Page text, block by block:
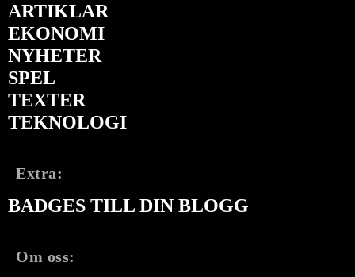
ARTIKLAR
EKONOMI
NYHETER
SPEL
TEXTER
TEKNOLOGI
Extra:
BADGES TILL DIN BLOGG
Om oss: